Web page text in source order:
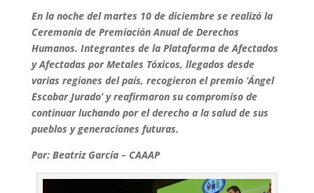
En la noche del martes 10 de diciembre se realizó la
Ceremonia de Premiación Anual de Derechos
Humanos. Integrantes de la Plataforma de Afectados
y Afectadas por Metales Tóxicos, llegados desde
varias regiones del país, recogieron el premio ‘Ángel
Escobar Jurado’ y reafirmaron su compromiso de
continuar luchando por el derecho a la salud de sus
pueblos y generaciones futuras.
Por: Beatriz García – CAAAP